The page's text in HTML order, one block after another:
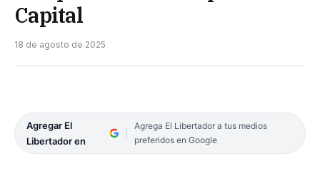
Capital
18 de agosto de 2025
Agregar El
Libertador en
Agrega El Libertador a tus medios
preferidos en Google